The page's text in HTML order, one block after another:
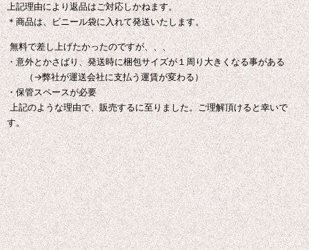
上記理由により返品はご対応しかねます。
＊商品は、ビニール袋に入れて発送いたします。
無料で差し上げたかったのですが、、、
・意外とかさばり、発送時に梱包サイズが１周り大きくなる事がある
（→弊社が運送会社に支払う運賃が変わる）
・保管スペースが必要
上記のような理由で、販売するに至りました。ご理解頂けると幸いで
す。